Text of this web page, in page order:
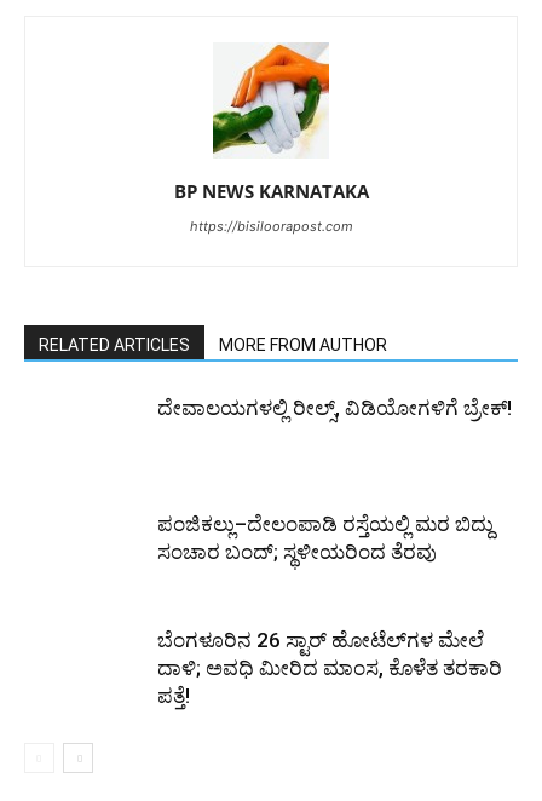
BP NEWS KARNATAKA
https://bisiloorapost.com
RELATED ARTICLES MORE FROM AUTHOR
ದೇವಾಲಯಗಳಲ್ಲಿ ರೀಲ್ಸ್, ವಿಡಿಯೋಗಳಿಗೆ ಬ್ರೇಕ್!
ಪಂಜಿಕಲ್ಲು–ದೇಲಂಪಾಡಿ ರಸ್ತೆಯಲ್ಲಿ ಮರ ಬಿದ್ದು
ಸಂಚಾರ ಬಂದ್; ಸ್ಥಳೀಯರಿಂದ ತೆರವು
ಬೆಂಗಳೂರಿನ 26 ಸ್ಟಾರ್‌ ಹೋಟೆಲ್‌ಗಳ ಮೇಲೆ
ದಾಳಿ; ಅವಧಿ ಮೀರಿದ ಮಾಂಸ, ಕೊಳೆತ ತರಕಾರಿ
ಪತ್ತೆ!